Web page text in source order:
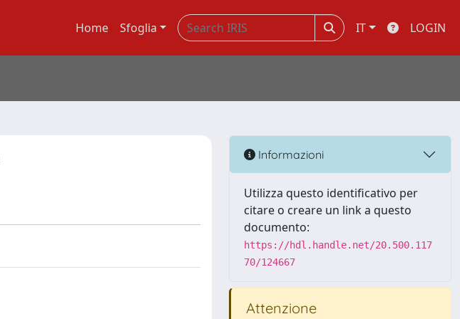
Home Sfoglia IT LOGIN
Informazioni
Utilizza questo identificativo per
citare o creare un link a questo
documento:
https://hdl.handle.net/20.500.117
70/124667
Attenzione